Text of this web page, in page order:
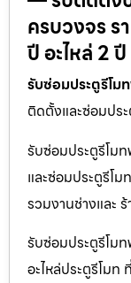
ครบวงจร ร
ปี อะไหล่ 2 ปี
รับซ่อมประตูรีโม
ติดตั้งและซ่อมปร
รับซ่อมประตูรีโม
และซ่อมประตูรีโ
รวมงานช่างและ
รับซ่อมประตูรีโม
อะไหล่ประตูรีโมท